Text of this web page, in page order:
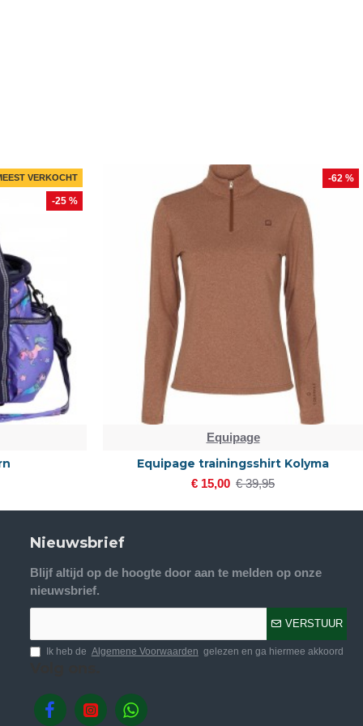
VERKOCHT
-25 %
-62 %
Equipage
Equipage trainingsshirt Kolyma
€ 15,00 € 39,95
Nieuwsbrief
Blijf altijd op de hoogte door aan te melden op onze
nieuwsbrief.
VERSTUUR
Ik heb de Algemene Voorwaarden gelezen en ga hiermee akkoord